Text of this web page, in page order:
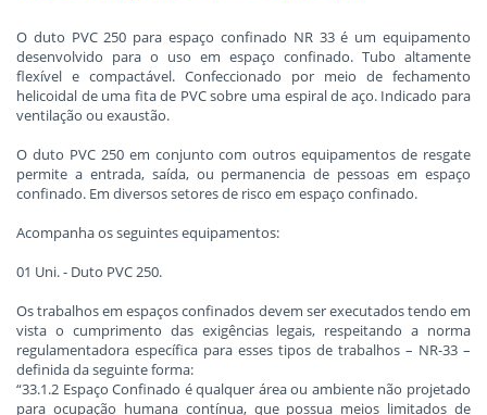
O duto PVC 250 para espaço confinado NR 33 é um equipamento
desenvolvido para o uso em espaço confinado. Tubo altamente
flexível e compactável. Confeccionado por meio de fechamento
helicoidal de uma fita de PVC sobre uma espiral de aço. Indicado para
ventilação ou exaustão.
O duto PVC 250 em conjunto com outros equipamentos de resgate
permite a entrada, saída, ou permanencia de pessoas em espaço
confinado. Em diversos setores de risco em espaço confinado.
Acompanha os seguintes equipamentos:
01 Uni. - Duto PVC 250.
Os trabalhos em espaços confinados devem ser executados tendo em
vista o cumprimento das exigências legais, respeitando a norma
regulamentadora específica para esses tipos de trabalhos – NR-33 –
definida da seguinte forma:
“33.1.2 Espaço Confinado é qualquer área ou ambiente não projetado
para ocupação humana contínua, que possua meios limitados de